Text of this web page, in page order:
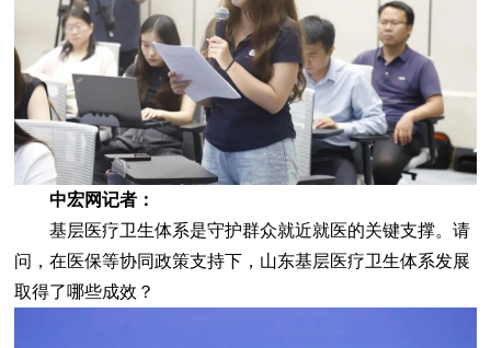
中宏网记者：
基层医疗卫生体系是守护群众就近就医的关键支撑。请
问，在医保等协同政策支持下，山东基层医疗卫生体系发展
取得了哪些成效？